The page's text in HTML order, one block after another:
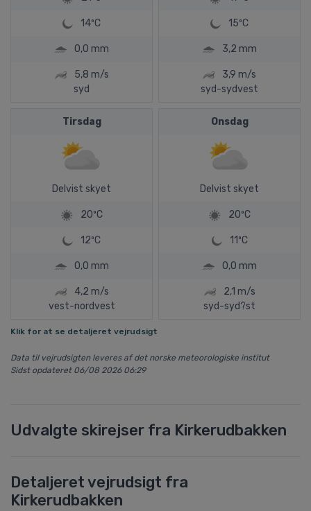
14ºC
0,0 mm
5,8 m/s
syd
15ºC
3,2 mm
3,9 m/s
syd-sydvest
Tirsdag
Delvist skyet
20ºC
12ºC
0,0 mm
4,2 m/s
vest-nordvest
Onsdag
Delvist skyet
20ºC
11ºC
0,0 mm
2,1 m/s
syd-syd?st
Klik for at se detaljeret vejrudsigt
Data til vejrudsigten leveres af det norske meteorologiske institut
Sidst opdateret 06/08 2026 06:29
Udvalgte skirejser fra Kirkerudbakken
Detaljeret vejrudsigt fra
Kirkerudbakken